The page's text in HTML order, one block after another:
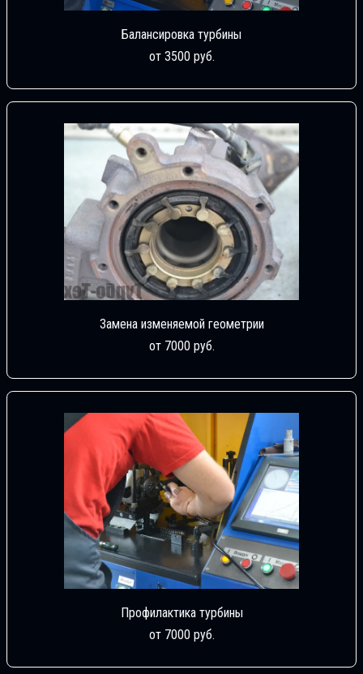
Балансировка турбины
от 3500 руб.
Замена изменяемой геометрии
от 7000 руб.
Профилактика турбины
от 7000 руб.